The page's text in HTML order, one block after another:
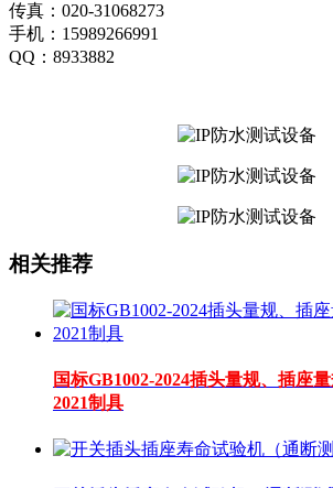
传真：020-31068273
手机：15989266991
QQ：8933882
相关推荐
国标GB1002-2024插头量规、插座
2021制具